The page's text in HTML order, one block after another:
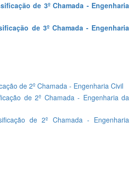
de 3º Chamada - Engenharia
de 3º Chamada - Engenharia
de 2º Chamada - Engenharia Civil
de 2º Chamada - Engenharia da
de 2º Chamada - Engenharia